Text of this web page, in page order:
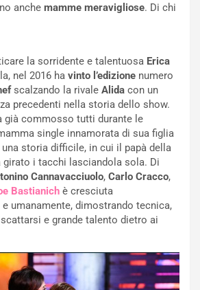
anche mamme meravigliose. Di chi
la sorridente e talentuosa Erica
nel 2016 ha vinto l’edizione numero
scalzando la rivale Alida con un
precedenti nella storia dello show.
già commosso tutti durante le
single innamorata di sua figlia
storia difficile, in cui il papà della
girato i tacchi lasciandola sola. Di
Cannavacciuolo, Carlo Cracco,
Bastianich è cresciuta
umanamente, dimostrando tecnica,
e grande talento dietro ai